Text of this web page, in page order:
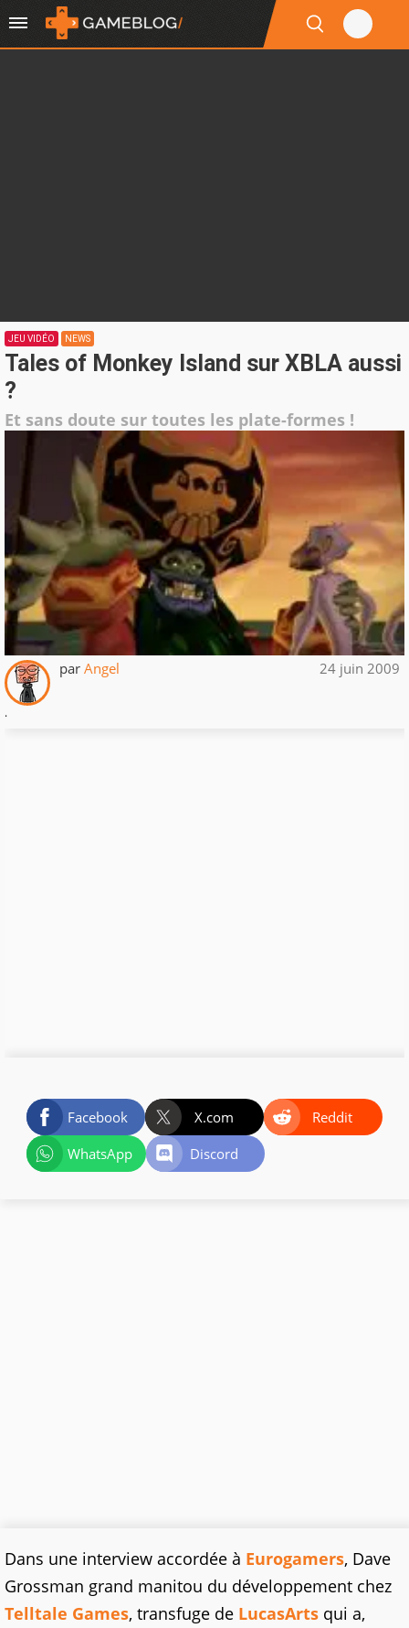
JEU VIDÉO NEWS
Tales of Monkey Island sur XBLA aussi
?
Et sans doute sur toutes les plate-formes !
par Angel 24 juin 2009
.
Facebook X.com
Reddit
WhatsApp
Discord
Dans une interview accordée à Eurogamers, Dave
Grossman grand manitou du développement chez
Telltale Games, transfuge de LucasArts qui a,